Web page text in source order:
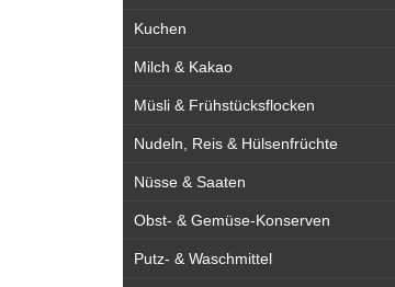
Kuchen
Milch & Kakao
Müsli & Frühstücksflocken
Nudeln, Reis & Hülsenfrüchte
Nüsse & Saaten
Obst- & Gemüse-Konserven
Putz- & Waschmittel